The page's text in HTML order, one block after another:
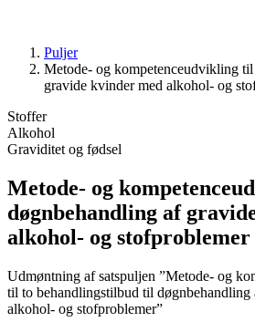
Puljer
Metode- og kompetence­udvikling
gravide kvinder med alkohol- og
Stoffer
Alkohol
Graviditet og fødsel
Metode- og
døgn­behandling af
alkohol- og stof­problemer
Udmøntning af satspuljen ”Metode- og
til to behandlingstilbud til døgnbehandling
alkohol- og stofproblemer”